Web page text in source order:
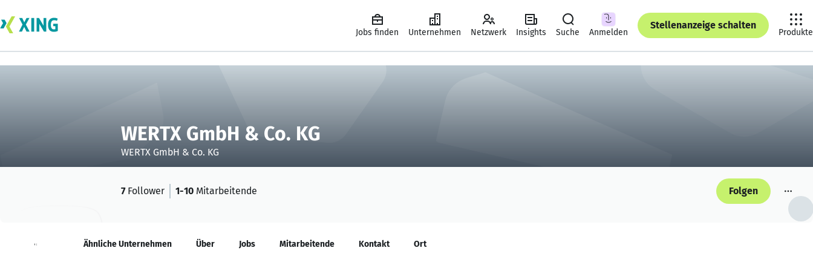
Jobs finden Unternehmen Netzwerk Insights Suche Anmelden
Stellenanzeige schalten
Produkte
WERTX GmbH & Co. KG
WERTX GmbH & Co. KG
7Follower 1-10 Mitarbeitende Folgen
Neuigkeiten Ähnliche Unternehmen Über Jobs Mitarbeitende Kontakt Ort